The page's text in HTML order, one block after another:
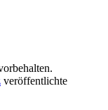
veröffentlichte